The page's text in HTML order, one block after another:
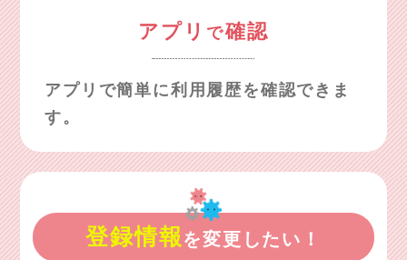
アプリ で確認
アプリで簡単に利用履歴を確認できま
す。
登録情報 を変更したい！